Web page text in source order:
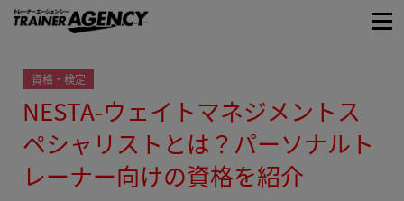
資格・検定
NESTA-ウェイトマネジメントス
ペシャリストとは？パーソナルト
レーナー向けの資格を紹介